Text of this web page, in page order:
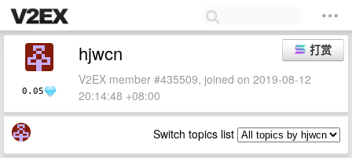
0.05
打赏
hjwcn
V2EX member #435509, joined on 2019-08-12
20:14:48 +08:00
Switch topics list